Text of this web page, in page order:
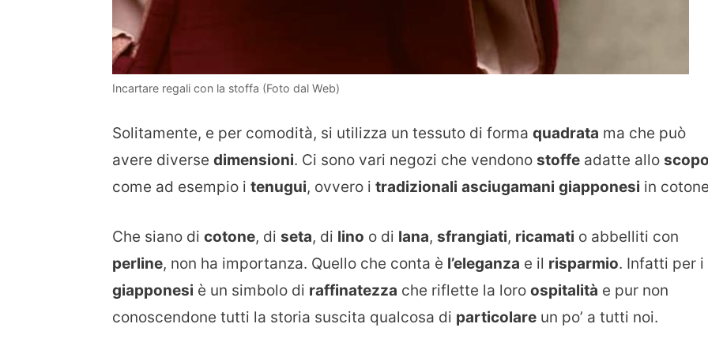
Incartare regali con la stoffa (Foto dal Web)
Solitamente, e per comodità, si utilizza un tessuto di forma quadrata ma che può
avere diverse dimensioni. Ci sono vari negozi che vendono stoffe adatte allo scopo
come ad esempio i tenugui, ovvero i tradizionali asciugamani giapponesi in
Che siano di cotone, di seta, di lino o di lana, sfrangiati, ricamati o abbelliti con
perline, non ha importanza. Quello che conta è l’eleganza e il risparmio. Infatti per i
giapponesi è un simbolo di raffinatezza che riflette la loro ospitalità e pur non
conoscendone tutti la storia suscita qualcosa di particolare un po’ a tutti noi.